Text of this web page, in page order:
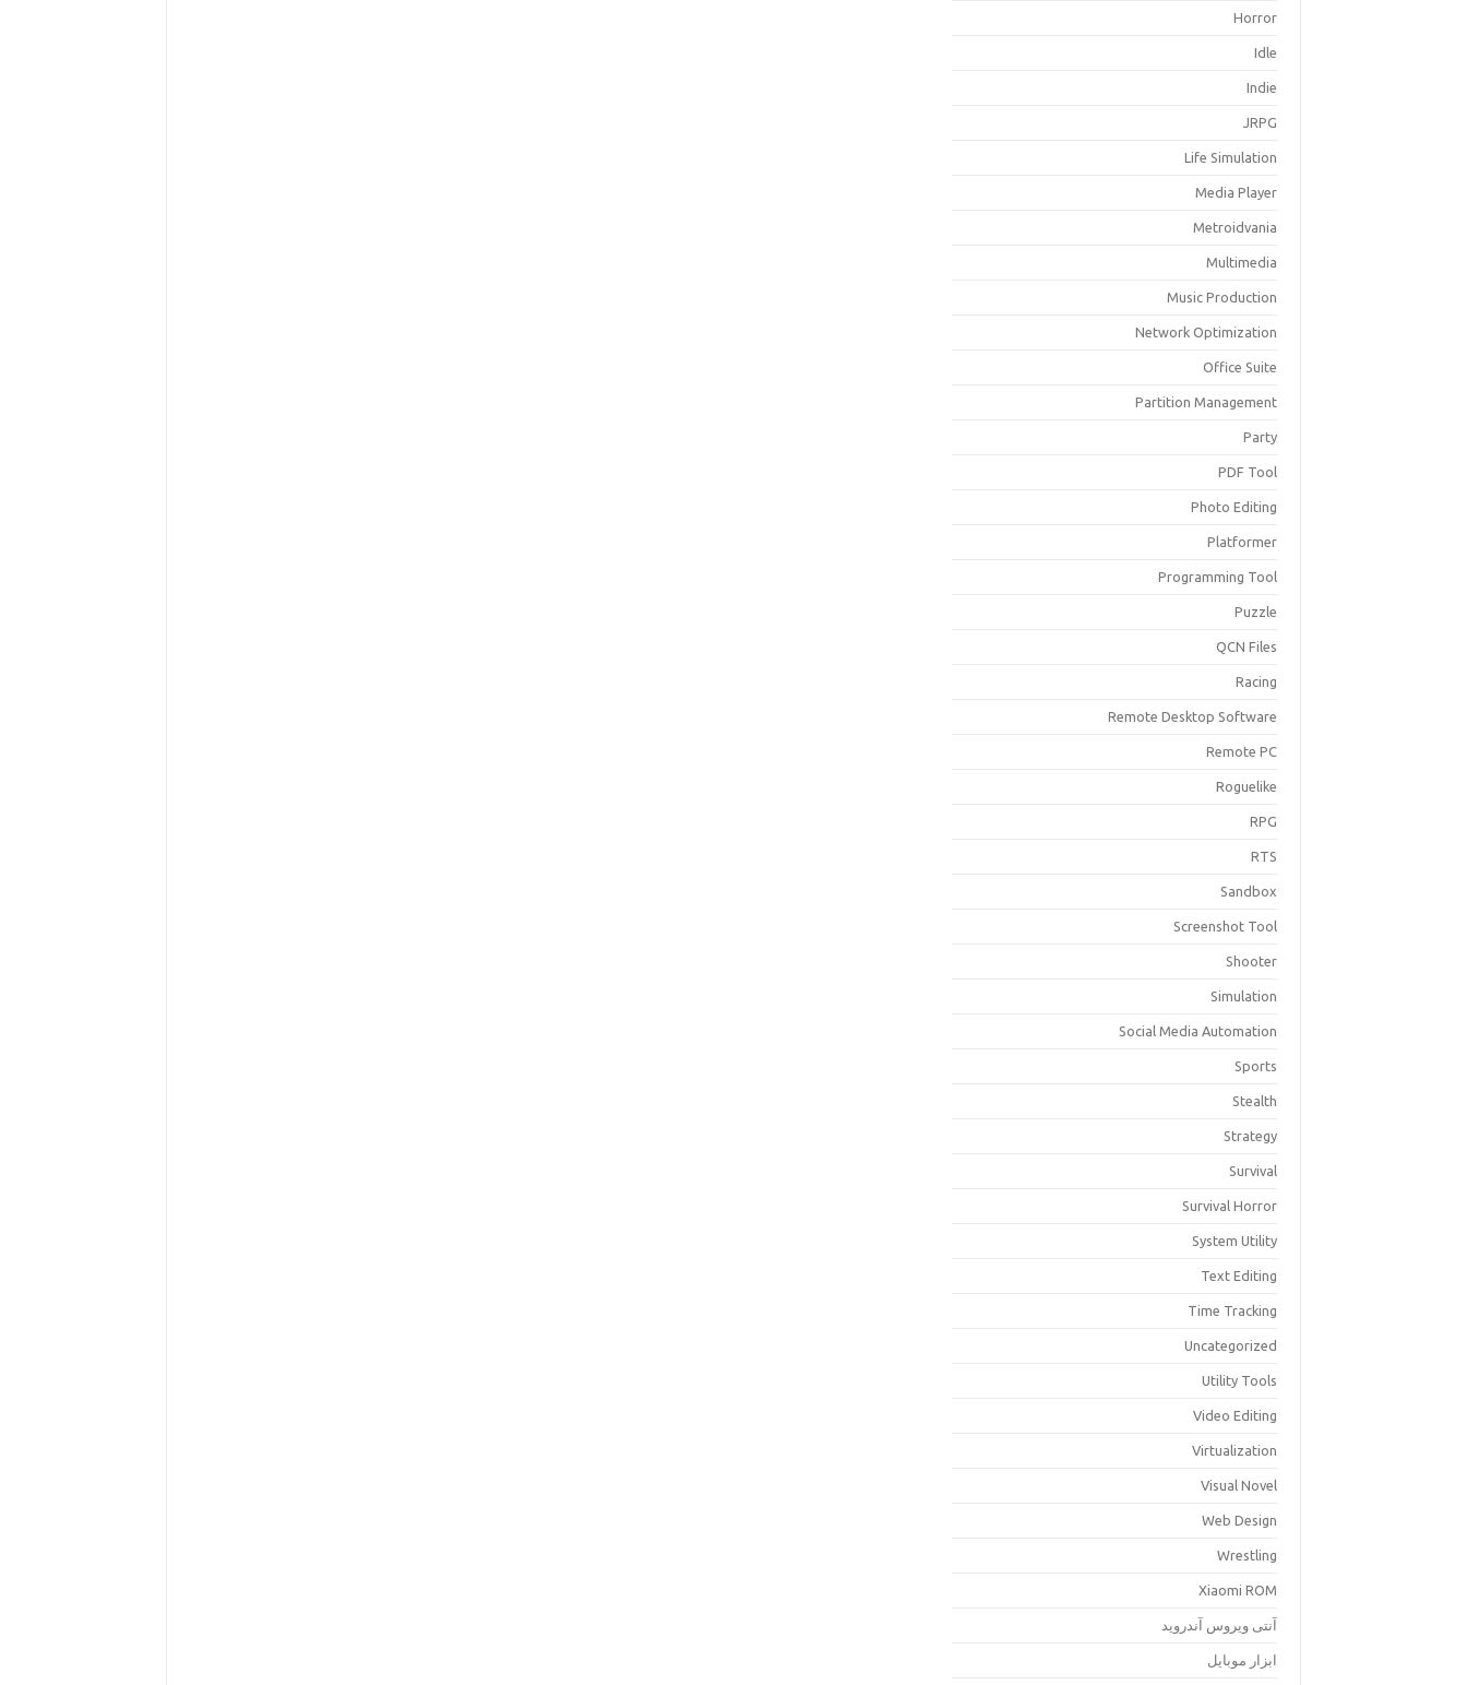
Horror
Idle
Indie
JRPG
Life Simulation
Media Player
Metroidvania
Multimedia
Music Production
Network Optimization
Office Suite
Partition Management
Party
PDF Tool
Photo Editing
Platformer
Programming Tool
Puzzle
QCN Files
Racing
Remote Desktop Software
Remote PC
Roguelike
RPG
RTS
Sandbox
Screenshot Tool
Shooter
Simulation
Social Media Automation
Sports
Stealth
Strategy
Survival
Survival Horror
System Utility
Text Editing
Time Tracking
Uncategorized
Utility Tools
Video Editing
Virtualization
Visual Novel
Web Design
Wrestling
Xiaomi ROM
آنتی ویروس آندروید
ابزار موبایل